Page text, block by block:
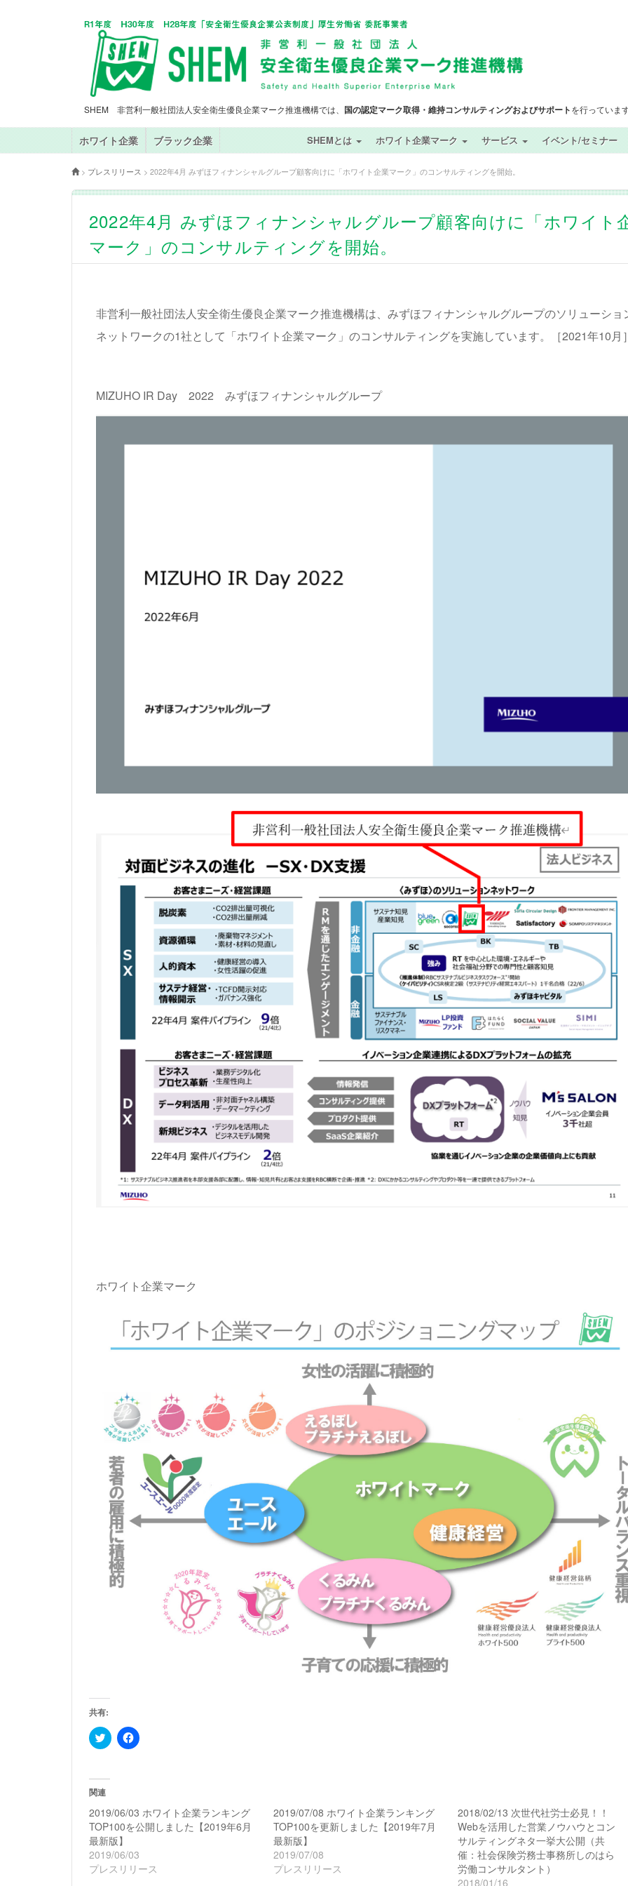
SHEM 非営利一般社団法人安全衛生優良企業マーク推進機構では、 国の認定マーク取得・維持コンサルティングおよびサポートを行っていま
ホワイト企業 ブラック企業 SHEMとは ホワイト企業マーク サービス イベント/セミナー
> プレスリリース > 2022年4月 みずほフィナンシャルグループ顧客向けに「ホワイト企業マーク」のコンサルティングを開始。
2022年4月 みずほフィナンシャルグループ顧客向けに「ホワイト
マーク」のコンサルティングを開始。
非営利一般社団法人安全衛生優良企業マーク推進機構は、みずほフィナンシャルグループのソリューショ
ネットワークの1社として「ホワイト企業マーク」のコンサルティングを実施しています。［2021年10月
MIZUHO IR Day 2022 みずほフィナンシャルグループ
ホワイト企業マーク
共有:
ク
リ
て
共
有
(新
し
い
ウ
ィ
ン
Facebook
で
ク
リ
ッ
ク
て
く
だ
関連
2019/06/03 ホワイト企業ランキング
TOP100を公開しました【2019年6月
最新版】
2019/06/03
プレスリリース
2019/07/08 ホワイト企業ランキング
TOP100を更新しました【2019年7月
最新版】
2019/07/08
プレスリリース
2018/02/13 次世代社労士必見！！
Webを活用した営業ノウハウとコン
サルティングネタ一挙大公開（共
催：社会保険労務士事務所しのはら
労働コンサルタント）
2018/01/16